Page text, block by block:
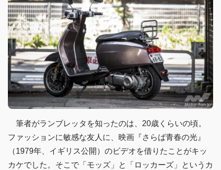
筆者がランブレッタを知ったのは、20歳くらいの頃。
ファッションに敏感な友人に、映画『さらば青春の光』
（1979年、イギリス公開）のビデオを借りたことがキッ
カケでした。そこで「モッズ」と「ロッカーズ」というカ